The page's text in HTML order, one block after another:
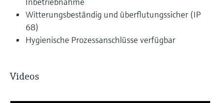
Witterungsbeständig und überflutungssicher (IP
68)
Hygienische Prozessanschlüsse verfügbar
Videos